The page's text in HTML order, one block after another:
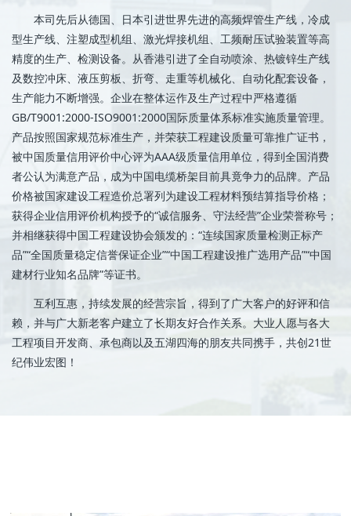
本司先后从德国、日本引进世界先进的高频焊管生产线，冷成
型生产线、注塑成型机组、激光焊接机组、工频耐压试验装置等高
精度的生产、检测设备。从香港引进了全自动喷涂、热镀锌生产线
及数控冲床、液压剪板、折弯、走重等机械化、自动化配套设备，
生产能力不断增强。企业在整体运作及生产过程中严格遵循
GB/T9001:2000-ISO9001:2000国际质量体系标准实施质量管理。
产品按照国家规范标准生产，并荣获工程建设质量可靠推广证书，
被中国质量信用评价中心评为AAA级质量信用单位，得到全国消费
者公认为满意产品，成为中国电缆桥架目前具竟争力的品牌。产品
价格被国家建设工程造价总署列为建设工程材料预结算指导价格；
获得企业信用评价机构授予的“诚信服务、守法经营”企业荣誉称号；
并相继获得中国工程建设协会颁发的：“连续国家质量检测正标产
品”“全国质量稳定信誉保证企业”“中国工程建设推广选用产品”“中国
建材行业知名品牌”等证书。
互利互惠，持续发展的经营宗旨，得到了广大客户的好评和信
赖，并与广大新老客户建立了长期友好合作关系。大业人愿与各大
工程项目开发商、承包商以及五湖四海的朋友共同携手，共创21世
纪伟业宏图！